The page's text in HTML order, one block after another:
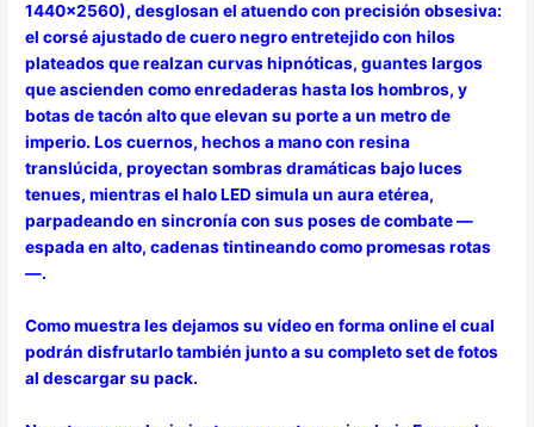
1440×2560), desglosan el atuendo con precisión obsesiva:
el corsé ajustado de cuero negro entretejido con hilos
plateados que realzan curvas hipnóticas, guantes largos
que ascienden como enredaderas hasta los hombros, y
botas de tacón alto que elevan su porte a un metro de
imperio. Los cuernos, hechos a mano con resina
translúcida, proyectan sombras dramáticas bajo luces
tenues, mientras el halo LED simula un aura etérea,
parpadeando en sincronía con sus poses de combate —
espada en alto, cadenas tintineando como promesas rotas
—.
Como muestra les dejamos su vídeo en forma online el cual
podrán disfrutarlo también junto a su completo set de fotos
al descargar su pack.